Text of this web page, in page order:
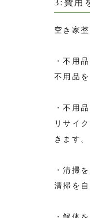
3:費用
空き家
・不用
不用品
・不用
リサイ
きます。
・清掃
清掃を